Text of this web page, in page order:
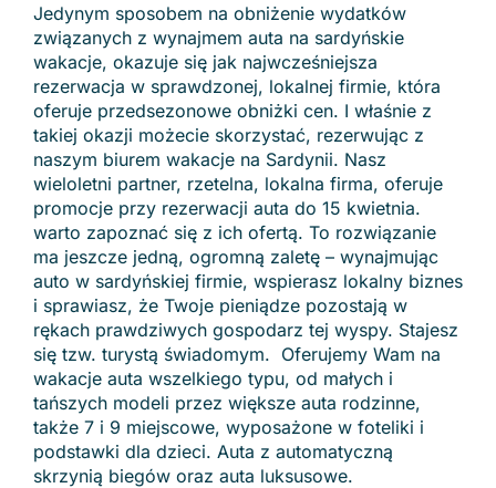
Jedynym sposobem na obniżenie wydatków
związanych z wynajmem auta na sardyńskie
wakacje, okazuje się jak najwcześniejsza
rezerwacja w sprawdzonej, lokalnej firmie, która
oferuje przedsezonowe obniżki cen. I właśnie z
takiej okazji możecie skorzystać, rezerwując z
naszym biurem wakacje na Sardynii. Nasz
wieloletni partner, rzetelna, lokalna firma, oferuje
promocje przy rezerwacji auta do 15 kwietnia.
warto zapoznać się z ich ofertą. To rozwiązanie
ma jeszcze jedną, ogromną zaletę – wynajmując
auto w sardyńskiej firmie, wspierasz lokalny biznes
i sprawiasz, że Twoje pieniądze pozostają w
rękach prawdziwych gospodarz tej wyspy. Stajesz
się tzw. turystą świadomym. Oferujemy Wam na
wakacje auta wszelkiego typu, od małych i
tańszych modeli przez większe auta rodzinne,
także 7 i 9 miejscowe, wyposażone w foteliki i
podstawki dla dzieci. Auta z automatyczną
skrzynią biegów oraz auta luksusowe.